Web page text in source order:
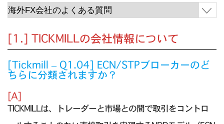
[1.] TICKMILLの会社情報について
[Tickmill – Q1.04] ECN/STPブローカーのど
ちらに分類されますか？
[A]
TICKMILLは、トレーダーと市場との間で取引をコントロ